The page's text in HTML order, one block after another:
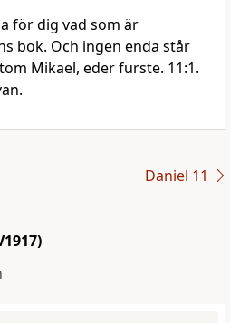
för dig vad som är
bok. Och ingen enda står
Mikael, eder furste. 11:1.
Daniel 11